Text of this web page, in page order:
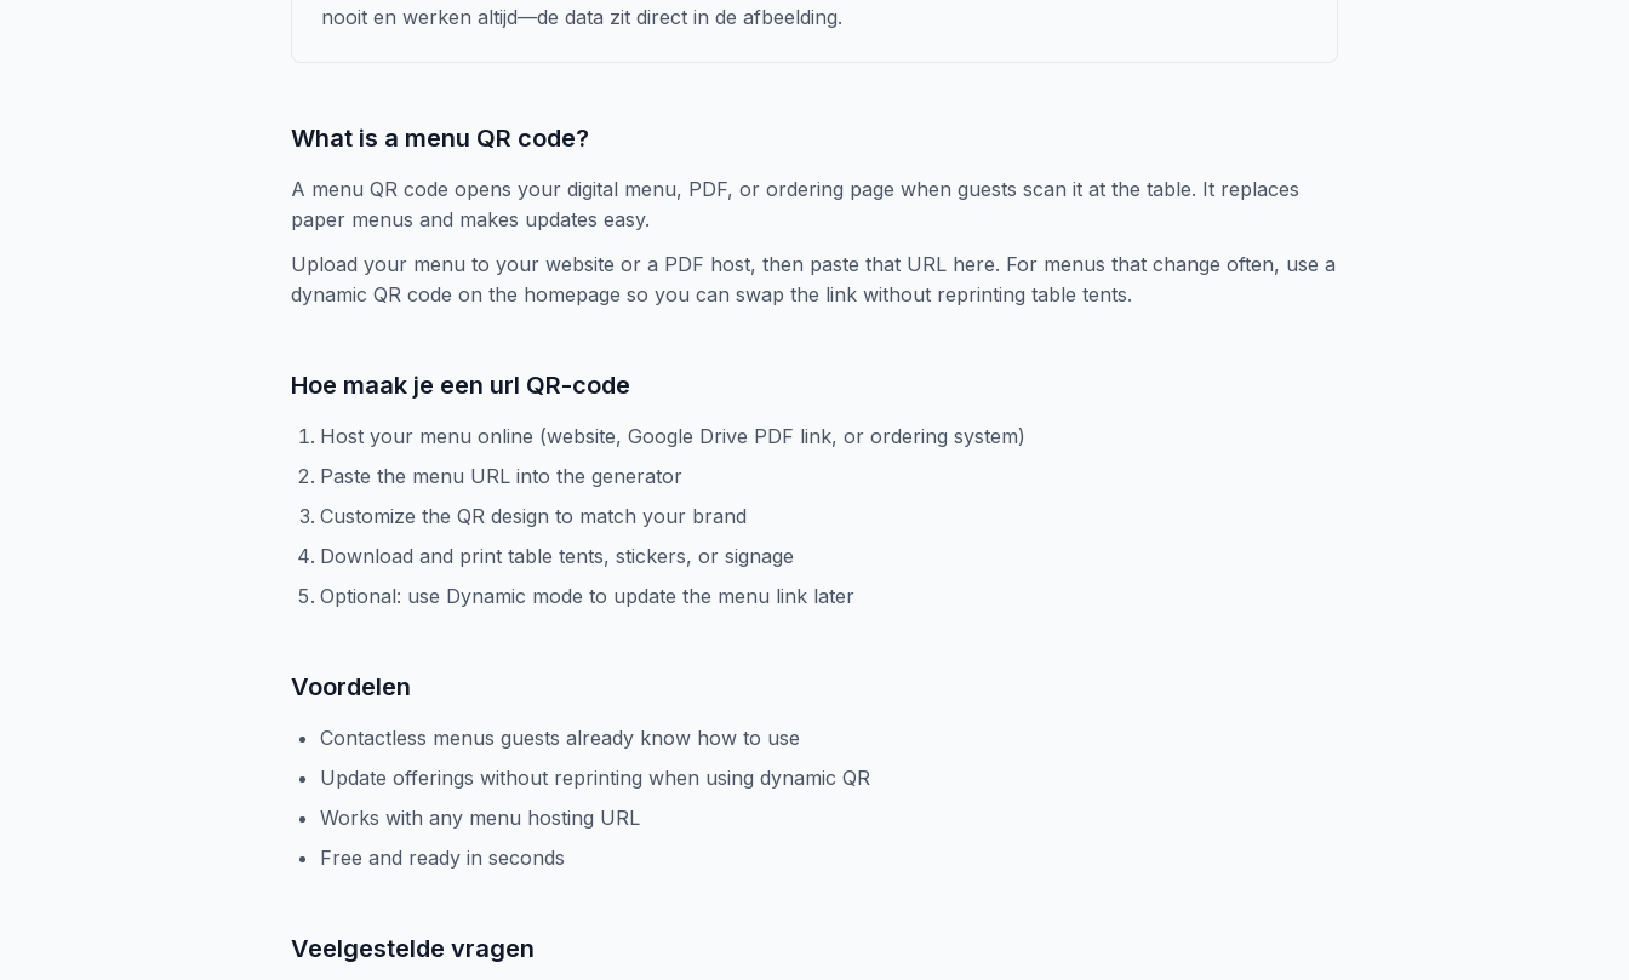
nooit en werken altijd—de data zit direct in de afbeelding.
What is a menu QR code?
A menu QR code opens your digital menu, PDF, or ordering page when guests scan it at the table. It replaces
paper menus and makes updates easy.
Upload your menu to your website or a PDF host, then paste that URL here. For menus that change often, use a
dynamic QR code on the homepage so you can swap the link without reprinting table tents.
Hoe maak je een url QR-code
Host your menu online (website, Google Drive PDF link, or ordering system)
Paste the menu URL into the generator
Customize the QR design to match your brand
Download and print table tents, stickers, or signage
Optional: use Dynamic mode to update the menu link later
Voordelen
Contactless menus guests already know how to use
Update offerings without reprinting when using dynamic QR
Works with any menu hosting URL
Free and ready in seconds
Veelgestelde vragen